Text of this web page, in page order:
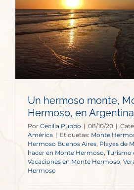
Un hermoso monte,
Hermoso, en Argentina
Por Cecilia Puppo | 08/10/20 |
América | Etiquetas: Monte
Hermoso Buenos Aires Playas de
hacer en Monte Hermoso, Turismo
Vacaciones en Monte Hermoso
Hermoso